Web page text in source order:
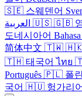
🇸🇪 스웨덴어
العربية 🇺🇸 🇬🇧
도네시아어
简体中文 🇹🇼
🇹🇭 태국어 ไทย
Português 🇵🇱 폴
국어 🇭🇺 헝가리어